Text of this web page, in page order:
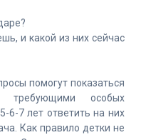
и какой из них сейчас
помогут показаться
особых
6-7 лет ответить на них
Как правило детки не